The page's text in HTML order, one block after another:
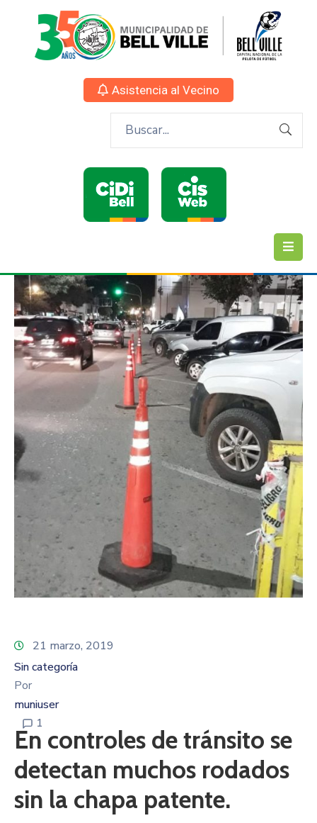
Asistencia al Vecino
21 marzo, 2019
Sin categoría
Por
muniuser
1
En controles de tránsito se
detectan muchos rodados
sin la chapa patente.